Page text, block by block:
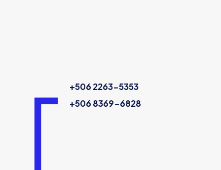
+506 2263-5353
+506 8369-6828